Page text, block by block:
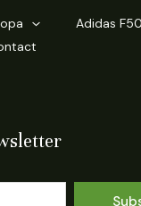
Adidas F50